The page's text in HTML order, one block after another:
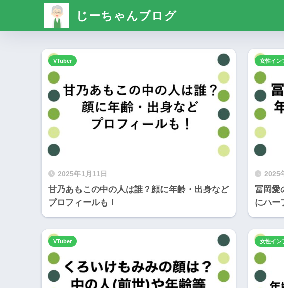
じーちゃんブログ
2025年1月11日
甘乃あもこの中の人は誰？顔に年齢・出身など
プロフィールも！
VTuber
2025
冨岡愛
にハー
女性イン
VTuber 女性イン